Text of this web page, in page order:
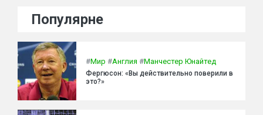
Популярне
#Мир #Англия #Манчестер Юнайтед
Фергюсон: «Вы действительно поверили в
это?»